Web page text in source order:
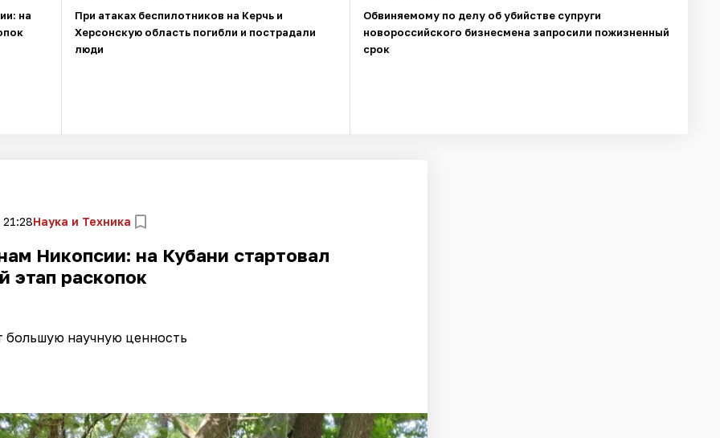
на
При атаках беспилотников на Керчь и
Херсонскую область погибли и пострадали
люди
Обвиняемому по делу об убийстве супруги
новороссийского бизнесмена запросили пожизненный
срок
Наука и Техника
Никопсии: на Кубани стартовал
этап раскопок
большую научную ценность